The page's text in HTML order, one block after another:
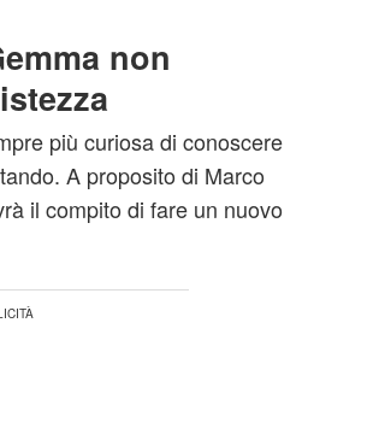
non
più curiosa di conoscere
A proposito di Marco
il compito di fare un nuovo